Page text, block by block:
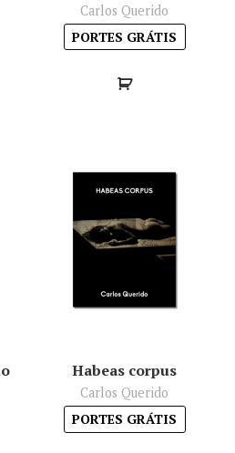
Carlos Querido
PORTES GRÁTIS
Habeas corpus
Carlos Querido
PORTES GRÁTIS